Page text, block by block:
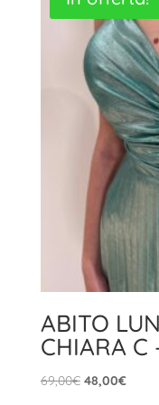
ABITO
CHIARA C
69,00€ Il
48,00€Il